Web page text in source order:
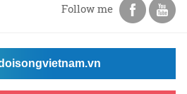
Follow me